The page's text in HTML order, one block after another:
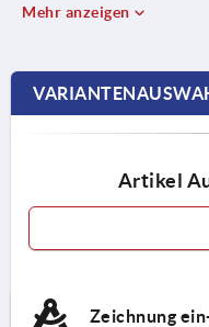
Edelstahl 1.4305.
Mehr anzeigen
Artikel
Zeichnung